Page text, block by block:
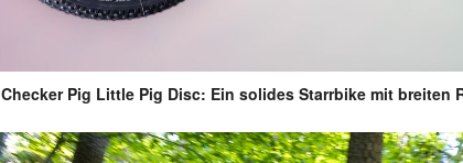
Checker Pig Little Pig Disc: Ein solides Starrbike mit breiten